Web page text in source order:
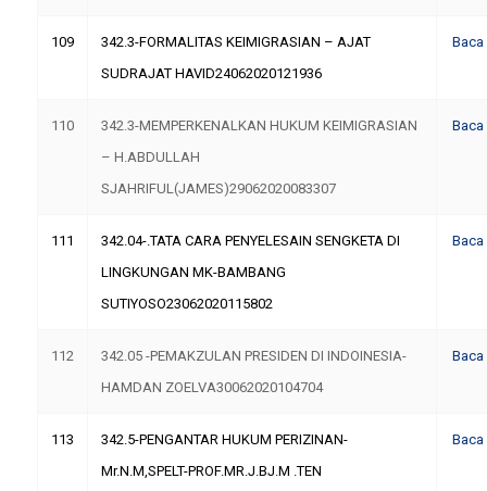
109
342.3-FORMALITAS KEIMIGRASIAN – AJAT
SUDRAJAT HAVID24062020121936
Baca
110
342.3-MEMPERKENALKAN HUKUM KEIMIGRASIAN
– H.ABDULLAH
SJAHRIFUL(JAMES)29062020083307
Baca
111
342.04-.TATA CARA PENYELESAIN SENGKETA DI
LINGKUNGAN MK-BAMBANG
SUTIYOSO23062020115802
Baca
112
342.05 -PEMAKZULAN PRESIDEN DI INDOINESIA-
HAMDAN ZOELVA30062020104704
Baca
113
342.5-PENGANTAR HUKUM PERIZINAN-
Mr.N.M,SPELT-PROF.MR.J.BJ.M .TEN
Baca